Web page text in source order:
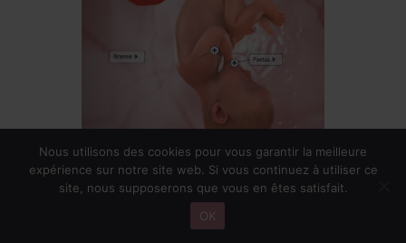
Semaine 37 de
grossesse (39 SA)
Nous utilisons des cookies pour vous garantir la meilleure
expérience sur notre site web. Si vous continuez à utiliser ce
site, nous supposerons que vous en êtes satisfait.
OK